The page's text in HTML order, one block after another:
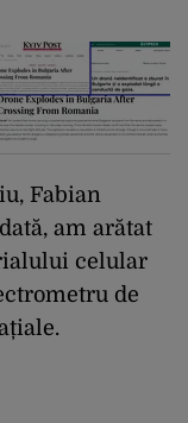
Fabian
am arătat
celular
de